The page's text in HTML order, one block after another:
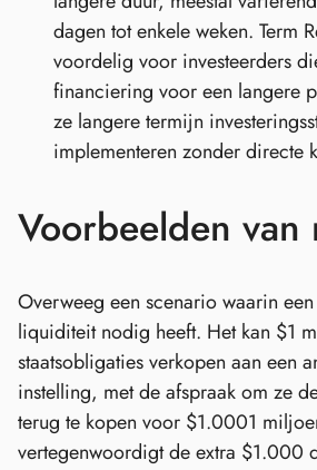
dagen tot enkele weken. Term
voordelig voor investeerders
financiering voor een langere
ze langere termijn
implementeren zonder directe
Voorbeelden van
Overweeg een scenario waarin
liquiditeit nodig heeft. Het kan $1
staatsobligaties verkopen aan een
instelling, met de afspraak om ze
terug te kopen voor $1.0001
vertegenwoordigt de extra $1.000